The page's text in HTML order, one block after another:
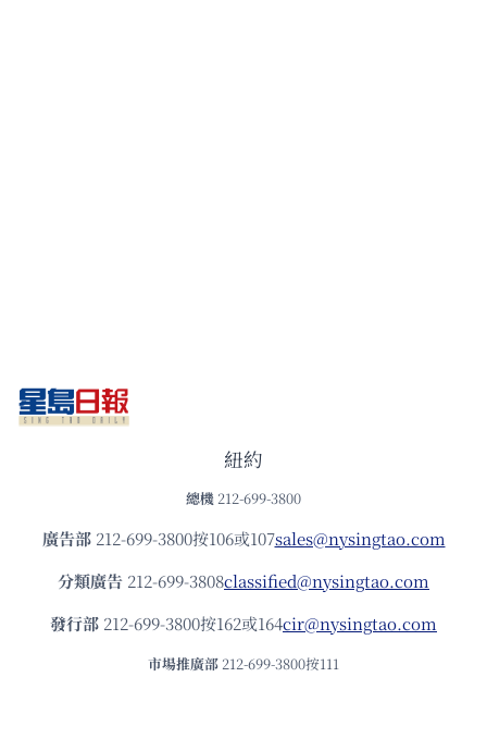
紐約
總機 212-699-3800
廣告部212-699-3800按106或107sales@nysingtao.com
分類廣告 212-699-3808classified@nysingtao.com
發⾏部 212-699-3800按162或164cir@nysingtao.com
市場推廣部 212-699-3800按111